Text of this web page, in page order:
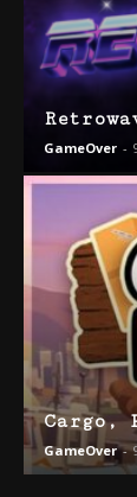
GameOver -
Cargo,
GameOver -